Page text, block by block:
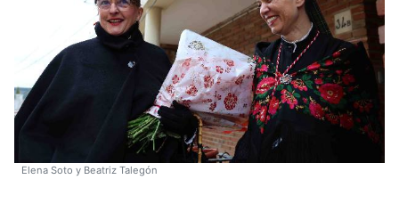
Elena Soto y Beatriz Talegón